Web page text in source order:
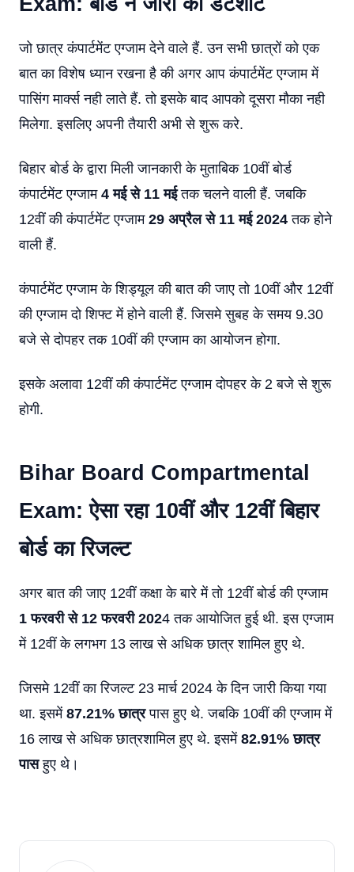
जो छात्र कंपार्टमेंट एग्जाम देने वाले हैं. उन सभी छात्रों को एक
बात का विशेष ध्यान रखना है की अगर आप कंपार्टमेंट एग्जाम में
पासिंग मार्क्स नही लाते हैं. तो इसके बाद आपको दूसरा मौका नही
मिलेगा. इसलिए अपनी तैयारी अभी से शुरू करे.
बिहार बोर्ड के द्वारा मिली जानकारी के मुताबिक 10वीं बोर्ड
कंपार्टमेंट एग्जाम 4 मई से 11 मईतक चलने वाली हैं. जबकि
12वीं की कंपार्टमेंट एग्जाम 29 अप्रैल से 11 मई 2024 तक होने
वाली हैं.
कंपार्टमेंट एग्जाम के शिड्यूल की बात की जाए तो 10वीं और 12वीं
की एग्जाम दो शिफ्ट में होने वाली हैं. जिसमे सुबह के समय 9.30
बजे से दोपहर तक 10वीं की एग्जाम का आयोजन होगा.
इसके अलावा 12वीं की कंपार्टमेंट एग्जाम दोपहर के 2 बजे से शुरू
होगी.
Bihar Board Compartmental
Exam: ऐसा रहा 10वीं और 12वीं बिहार
बोर्ड का रिजल्ट
अगर बात की जाए 12वीं कक्षा के बारे में तो 12वीं बोर्ड की एग्जाम
1 फरवरी से 12 फरवरी 2024 तक आयोजित हुई थी. इस एग्जाम
में 12वीं के लगभग 13 लाख से अधिक छात्र शामिल हुए थे.
जिसमे 12वीं का रिजल्ट 23 मार्च 2024 के दिन जारी किया गया
था. इसमें 87.21% छात्रपास हुए थे. जबकि 10वीं की एग्जाम में
16 लाख से अधिक छात्रशामिल हुए थे. इसमें 82.91% छात्र
पासहुए थे।